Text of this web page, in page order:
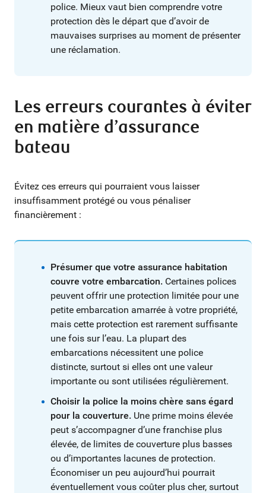
police. Mieux vaut bien comprendre votre
protection dès le départ que d’avoir de
mauvaises surprises au moment de présenter
une réclamation.
Les erreurs courantes à éviter
en matière d’assurance
bateau
Évitez ces erreurs qui pourraient vous laisser
insuffisamment protégé ou vous pénaliser
financièrement :
Présumer que votre assurance habitation
couvre votre embarcation. Certaines polices
peuvent offrir une protection limitée pour une
petite embarcation amarrée à votre propriété,
mais cette protection est rarement suffisante
une fois sur l’eau. La plupart des
embarcations nécessitent une police
distincte, surtout si elles ont une valeur
importante ou sont utilisées régulièrement.
Choisir la police la moins chère sans égard
pour la couverture. Une prime moins élevée
peut s’accompagner d’une franchise plus
élevée, de limites de couverture plus basses
ou d’importantes lacunes de protection.
Économiser un peu aujourd’hui pourrait
éventuellement vous coûter plus cher, surtout